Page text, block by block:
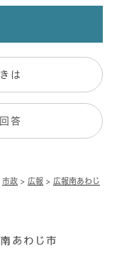
市政 > 広報 > 広報南あわじ
は
答